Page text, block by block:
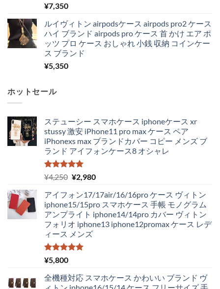
¥7,350
ルイヴィトン airpodsケース airpods pro2 ケース
ハイ ブランド airpods pro ケース 首 かけ エア ポ
ッツ プロ ケース おしゃれ 小銭 収納 コインケー
ス ブランド
¥5,350
ホットセール
ステューシー スマホケース iphoneケース xr
stussy 激安 iPhone11 pro max ケース ペア
iPhonexs max ブランドカバー コピー メンズ ブ
ランド アイフォンケース8 オシャレ
5段階中
5.00
の評価
¥4,250 元
価
格
は
¥4,250
で
し
¥2,980現
の
価
格
は
アイフォン17/17air/16/16pro ケース ヴィトン
iphone15/15pro スマホケース 手帳 モノグラム
アンプライト iphone14/14pro カバー ヴィトン
フォリオ iphone13 iphone12promax ケース レデ
ィース メンズ
5段階中
5.00
¥5,800
全機種対応 スマホケース かわいい ブランド ヴ